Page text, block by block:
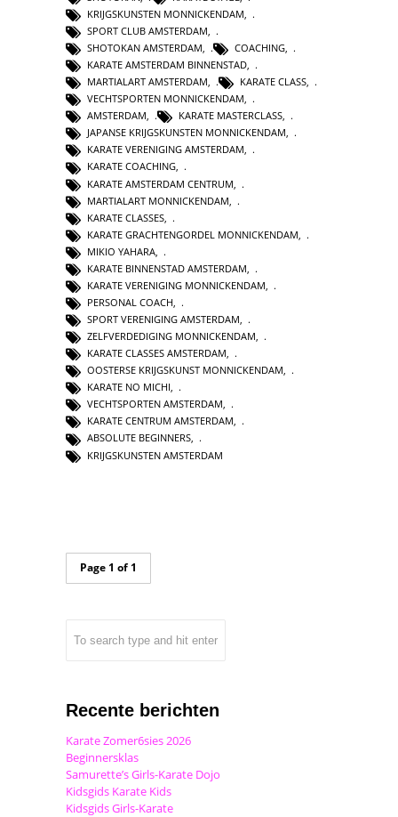
KRIJGSKUNSTEN MONNICKENDAM
SPORT CLUB AMSTERDAM
SHOTOKAN AMSTERDAM, COACHING,
KARATE AMSTERDAM BINNENSTAD,
MARTIALART AMSTERDAM, KARATE CLASS,
VECHTSPORTEN MONNICKENDAM,
AMSTERDAM, KARATE MASTERCLASS,
JAPANSE KRIJGSKUNSTEN MONNICKENDAM,
KARATE VERENIGING AMSTERDAM,
KARATE COACHING,
KARATE AMSTERDAM CENTRUM
MARTIALART MONNICKENDAM
KARATE CLASSES
KARATE GRACHTENGORDEL MONNICKENDAM
MIKIO YAHARA
KARATE BINNENSTAD AMSTERDAM
KARATE VERENIGING MONNICKENDAM
PERSONAL COACH
SPORT VERENIGING AMSTERDAM,
ZELFVERDEDIGING MONNICKENDAM,
KARATE CLASSES AMSTERDAM,
OOSTERSE KRIJGSKUNST MONNICKENDAM,
KARATE NO MICHI,
VECHTSPORTEN AMSTERDAM,
KARATE CENTRUM AMSTERDAM,
ABSOLUTE BEGINNERS,
KRIJGSKUNSTEN AMSTERDAM
Page 1 of 1
Recente berichten
Karate Zomer6sies 2026
Beginnersklas
Samurette’s Girls-Karate Dojo
Kidsgids Karate Kids
Kidsgids Girls-Karate